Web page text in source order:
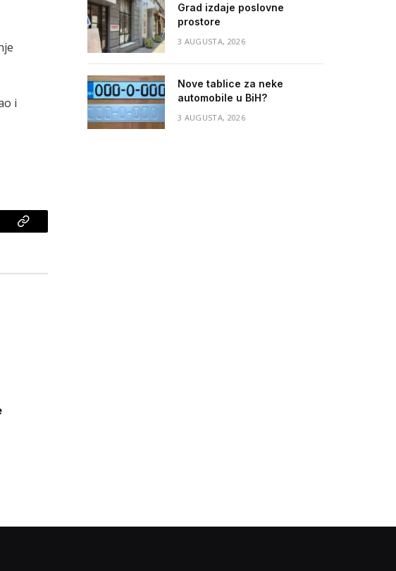
i
Copy
Grad izdaje poslovne
prostore
3 AUGUSTA, 2026
Nove tablice za neke
automobile u BiH?
3 AUGUSTA, 2026